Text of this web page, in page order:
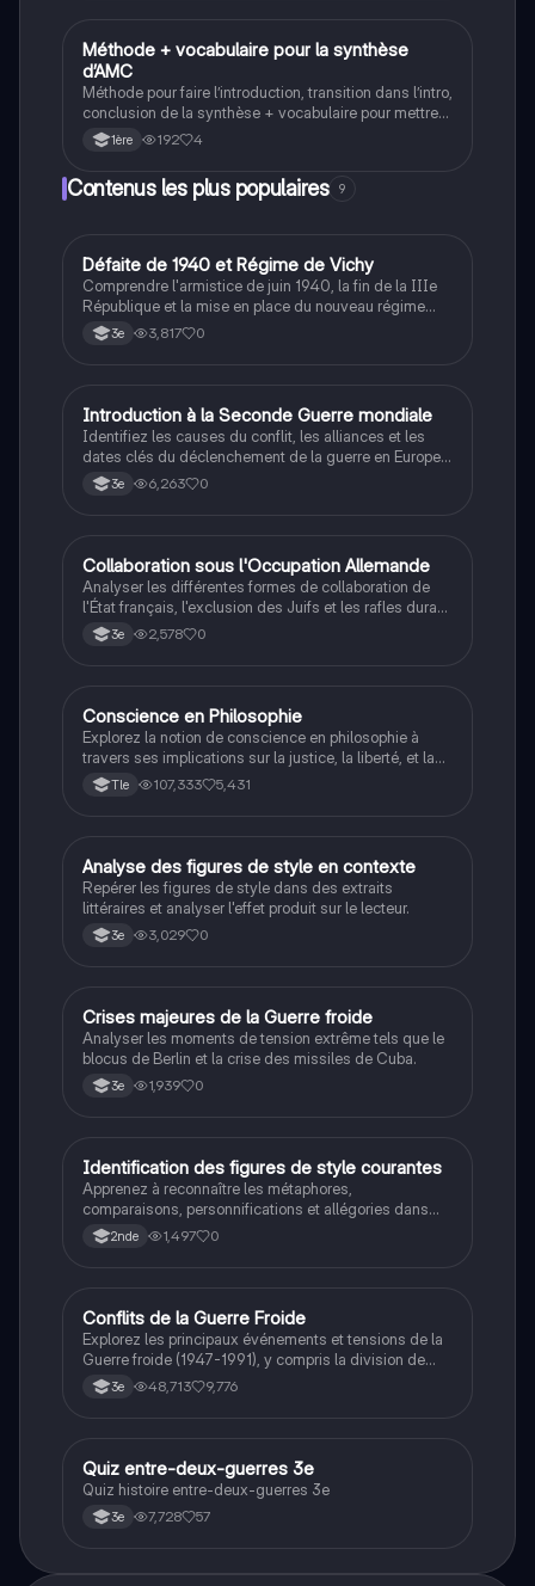
Anglais
Méthode + vocabulaire pour la synthèse
d’AMC
Méthode pour faire l’introduction, transition dans l’intro,
conclusion de la synthèse + vocabulaire pour mettre
en valeur, représenter, dire, similitude, contraire,
concession, cause, conséquence, exemple, ajout,
1ère 192 4
Contenus les plus populaires 9
DHistoire
Défaite de 1940 et Régime de Vichy
Comprendre l'armistice de juin 1940, la fin de la IIIe
République et la mise en place du nouveau régime
autoritaire de Philippe Pétain.
3e 3,817 0
IHistoire
Introduction à la Seconde Guerre mondiale
Identifiez les causes du conflit, les alliances et les
dates clés du déclenchement de la guerre en Europe
et dans le Pacifique.
3e 6,263 0
CHistoire
Collaboration sous l'Occupation Allemande
Analyser les différentes formes de collaboration de
l'État français, l'exclusion des Juifs et les rafles durant
la Seconde Guerre mondiale.
3e 2,578 0
Philosophie
Conscience en Philosophie
Explorez la notion de conscience en philosophie à
travers ses implications sur la justice, la liberté, et la
connaissance. Cette fiche de révision aborde les
débats philosophiques sur la conscience, le cogito, et
étudiants en philosophie cherchant à approfondir leur
compréhension des enjeux éthiques et existentiels.
Tle 107,333 5,431
AFrançais
Analyse des figures de style en contexte
Repérer les figures de style dans des extraits
littéraires et analyser l'effet produit sur le lecteur.
3e 3,029 0
CHistoire
Crises majeures de la Guerre froide
Analyser les moments de tension extrême tels que le
blocus de Berlin et la crise des missiles de Cuba.
3e 1,939 0
IFrançais
Identification des figures de style courantes
Apprenez à reconnaître les métaphores,
comparaisons, personnifications et allégories dans
des phrases simples.
2nde 1,497 0
Histoire
Conflits de la Guerre Froide
Explorez les principaux événements et tensions de la
Guerre froide (1947-1991), y compris la division de
l'Allemagne, la crise de Cuba, la guerre du Vietnam, et
la course à l'espace. Cette fiche de révision couvre les
historique.
3e 48,713 9,776
QHistoire
Quiz entre-deux-guerres 3e
Quiz histoire entre-deux-guerres 3e
3e 7,728 57